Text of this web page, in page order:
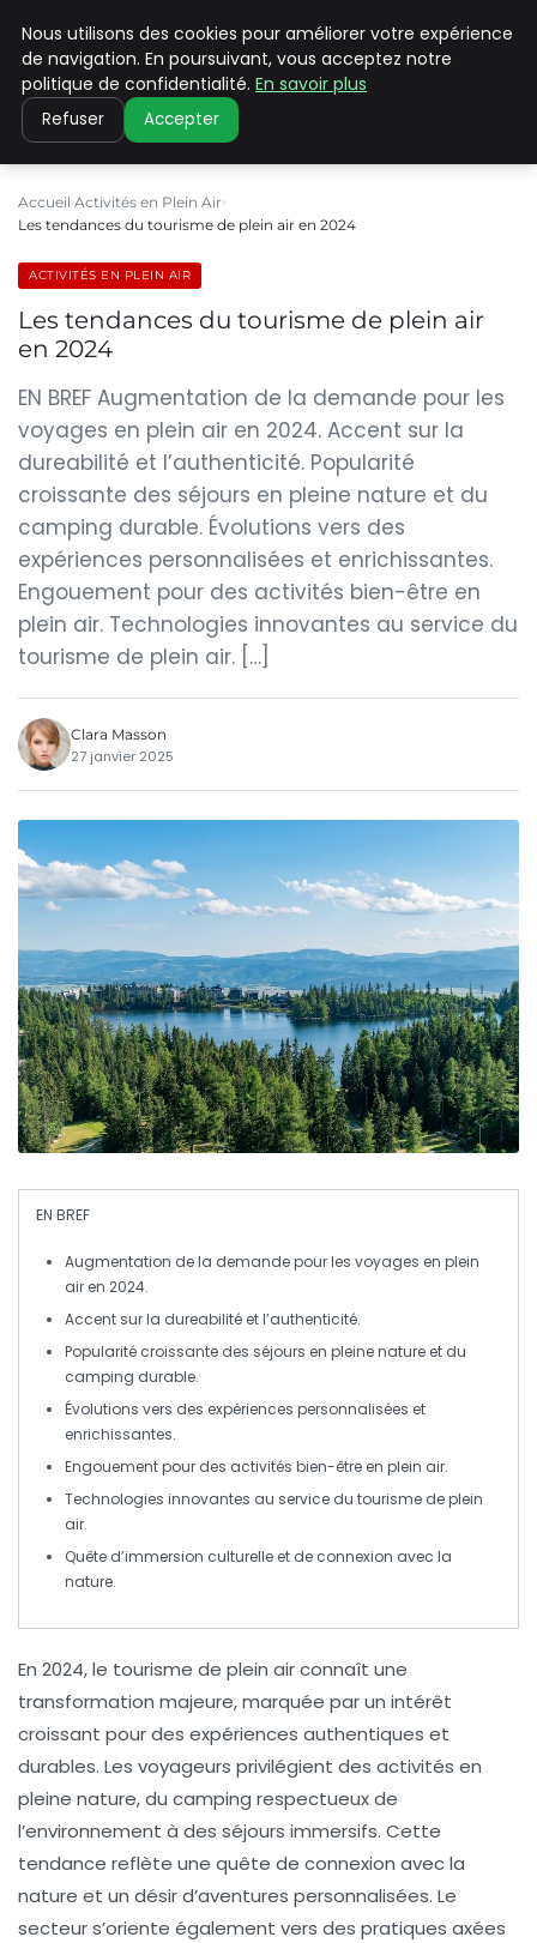
PILAT PATRIMOINES
Accueil Activités en Plein Air
Les tendances du tourisme de plein air en 2024
ACTIVITÉS EN PLEIN AIR
Les tendances du tourisme de plein air
en 2024
EN BREF Augmentation de la demande pour les
voyages en plein air en 2024. Accent sur la
dureabilité et l’authenticité. Popularité
croissante des séjours en pleine nature et du
camping durable. Évolutions vers des
expériences personnalisées et enrichissantes.
Engouement pour des activités bien-être en
plein air. Technologies innovantes au service du
tourisme de plein air. […]
Clara Masson
27 janvier 2025
EN BREF
Augmentation de la demandepour les voyages en plein
air en 2024.
Accent sur la dureabilité et l’authenticité.
Popularité croissante des séjours en pleine nature et du
camping durable.
Évolutions vers des expériences personnalisées et
enrichissantes.
Engouement pour des activités bien-être en plein air.
Technologies innovantes au service du tourisme de plein
air.
Quête d’immersion culturelle et de connexion avec la
nature.
En 2024, le tourisme de plein airconnaît une
transformation majeure, marquée par un intérêt
croissant pour des expériences authentiques et
durables. Les voyageurs privilégient des activités en
pleine nature, du camping respectueux de
l’environnement à des séjours immersifs. Cette
tendance reflète une quête de connexion avec la
nature et un désir d’aventures personnalisées. Le
secteur s’oriente également vers des pratiques axées
Nous utilisons des cookies pour améliorer votre expérience
de navigation. En poursuivant, vous acceptez notre
politique de confidentialité. En savoir plus
Refuser Accepter